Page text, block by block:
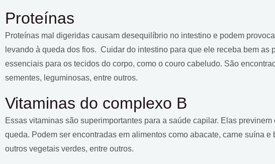
Proteínas
Proteínas mal digeridas causam desequilíbrio no intestino e podem
levando à queda dos fios. Cuidar do intestino para que ele receba bem as
essenciais para os tecidos do corpo, como o couro cabeludo. São
sementes, leguminosas, entre outros.
Vitaminas do complexo B
Essas vitaminas são superimportantes para a saúde capilar. Elas
queda. Podem ser encontradas em alimentos como abacate, carne suína
outros vegetais verdes, entre outros.